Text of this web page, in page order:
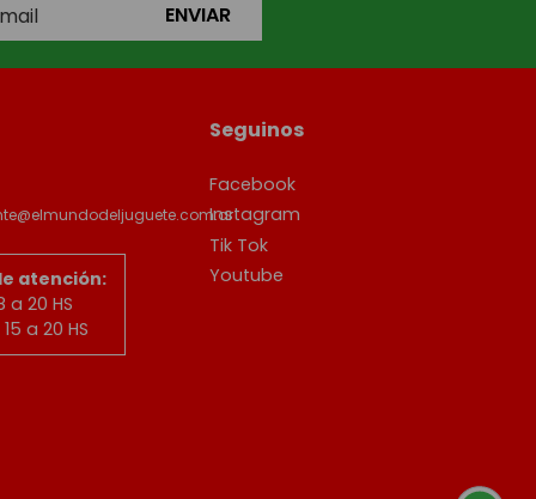
ENVIAR
atención:
a 20 HS
a 20 HS
Seguinos
Facebook
Instagram
Tik Tok
Youtube